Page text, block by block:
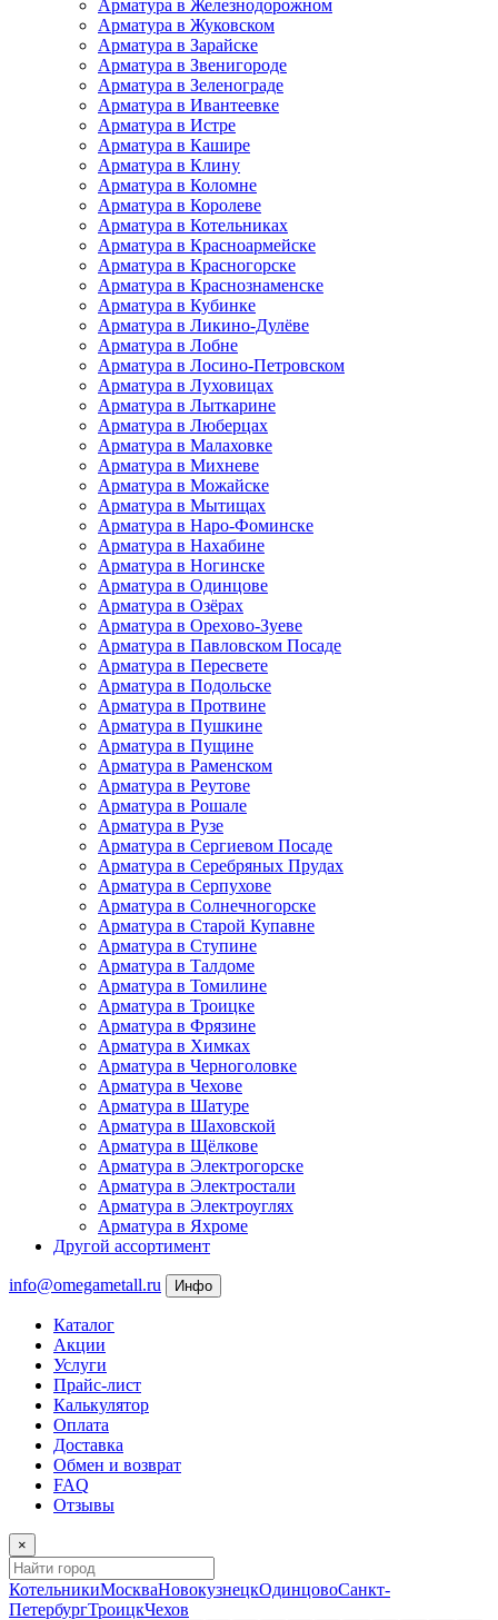
Арматура в Железнодорожном
Арматура в Жуковском
Арматура в Зарайске
Арматура в Звенигороде
Арматура в Зеленограде
Арматура в Ивантеевке
Арматура в Истре
Арматура в Кашире
Арматура в Клину
Арматура в Коломне
Арматура в Королеве
Арматура в Котельниках
Арматура в Красноармейске
Арматура в Красногорске
Арматура в Краснознаменске
Арматура в Кубинке
Арматура в Ликино-Дулёве
Арматура в Лобне
Арматура в Лосино-Петровском
Арматура в Луховицах
Арматура в Лыткарине
Арматура в Люберцах
Арматура в Малаховке
Арматура в Михневе
Арматура в Можайске
Арматура в Мытищах
Арматура в Наро-Фоминске
Арматура в Нахабине
Арматура в Ногинске
Арматура в Одинцове
Арматура в Озёрах
Арматура в Орехово-Зуеве
Арматура в Павловском Посаде
Арматура в Пересвете
Арматура в Подольске
Арматура в Протвине
Арматура в Пушкине
Арматура в Пущине
Арматура в Раменском
Арматура в Реутове
Арматура в Рошале
Арматура в Рузе
Арматура в Сергиевом Посаде
Арматура в Серебряных Прудах
Арматура в Серпухове
Арматура в Солнечногорске
Арматура в Старой Купавне
Арматура в Ступине
Арматура в Талдоме
Арматура в Томилине
Арматура в Троицке
Арматура в Фрязине
Арматура в Химках
Арматура в Черноголовке
Арматура в Чехове
Арматура в Шатуре
Арматура в Шаховской
Арматура в Щёлкове
Арматура в Электрогорске
Арматура в Электростали
Арматура в Электроуглях
Арматура в Яхроме
Другой ассортимент
info@omegametall.ru Инфо
Каталог
Акции
Услуги
Прайс-лист
Калькулятор
Оплата
Доставка
Обмен и возврат
FAQ
Отзывы
×
КотельникиМоскваНовокузнецкОдинцовоСанкт-
ПетербургТроицкЧехов